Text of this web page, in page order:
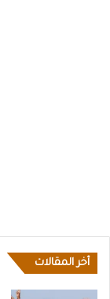
أخر المقالات